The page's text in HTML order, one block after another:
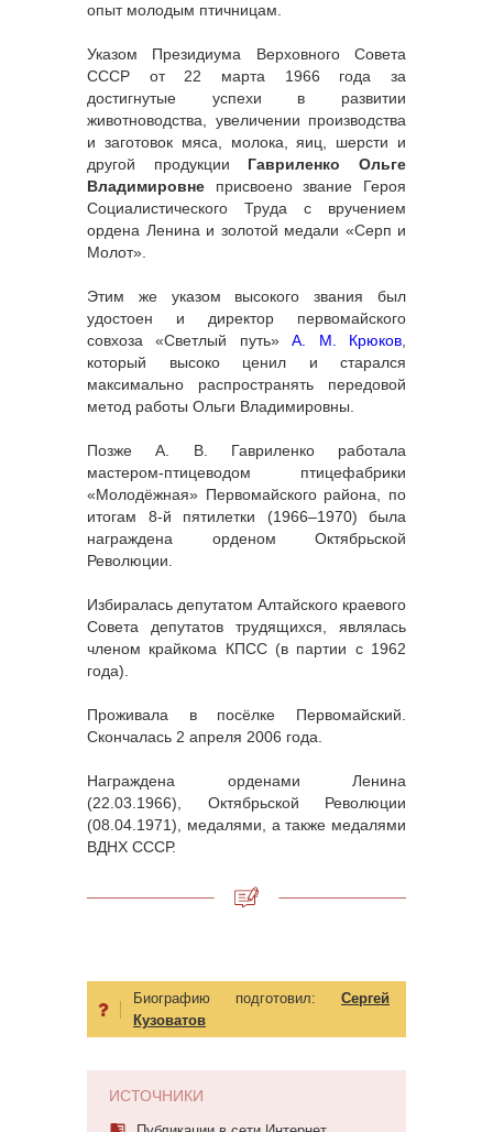
опыт молодым птичницам.
Указом Президиума Верховного Совета
СССР от 22 марта 1966 года за
достигнутые успехи в развитии
животноводства, увеличении производства
и заготовок мяса, молока, яиц, шерсти и
другой продукции Гавриленко Ольге
Владимировне присвоено звание Героя
Социалистического Труда с вручением
ордена Ленина и золотой медали «Серп и
Молот».
Этим же указом высокого звания был
удостоен и директор первомайского
совхоза «Светлый путь»А. М. Крюков,
который высоко ценил и старался
максимально распространять передовой
метод работы Ольги Владимировны.
Позже А. В. Гавриленко работала
мастером-птицеводом птицефабрики
«Молодёжная» Первомайского района, по
итогам 8-й пятилетки (1966–1970) была
награждена орденом Октябрьской
Революции.
Избиралась депутатом Алтайского краевого
Совета депутатов трудящихся, являлась
членом крайкома КПСС (в партии с 1962
года).
Проживала в посёлке Первомайский.
Скончалась 2 апреля 2006 года.
Награждена орденами Ленина
(22.03.1966), Октябрьской Революции
(08.04.1971), медалями, а также медалями
ВДНХ СССР.
Биографию подготовил: Сергей
Кузоватов
ИСТОЧНИКИ